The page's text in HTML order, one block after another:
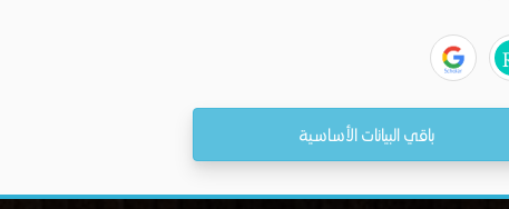
باقي البيانات الأساسية